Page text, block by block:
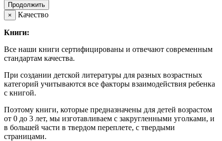
Продолжить
×
Качество
Книги:
Все наши книги сертифицированы и отвечают современным
стандартам качества.
При создании детской литературы для разных возрастных
категорий учитываются все факторы взаимодействия ребенка
с книгой.
Поэтому книги, которые предназначены для детей возрастом
от 0 до 3 лет, мы изготавливаем с закругленными уголками, и
в большей части в твердом переплете, с твердыми
страницами.